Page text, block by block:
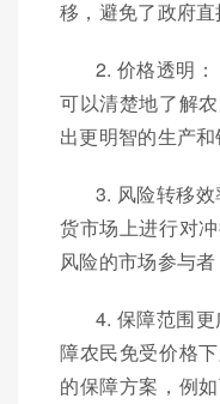
移，避免了政府直
2. 价格透明
可以清楚地了解
出更明智的生产和
3. 风险转移
货市场上进行对
风险的市场参与者
4. 保障范围
障农民免受价格
的保障方案，例